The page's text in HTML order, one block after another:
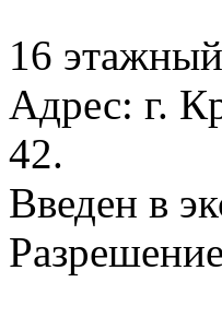
16
Адрес: г.
42.
Введен в